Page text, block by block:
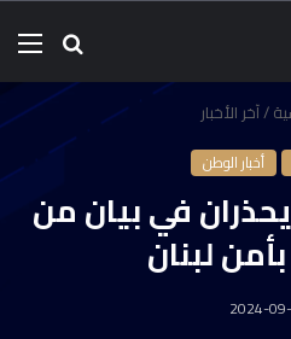
/آخر الأخبار
أخبار الوطن
في بيان من
لبنان
2024-